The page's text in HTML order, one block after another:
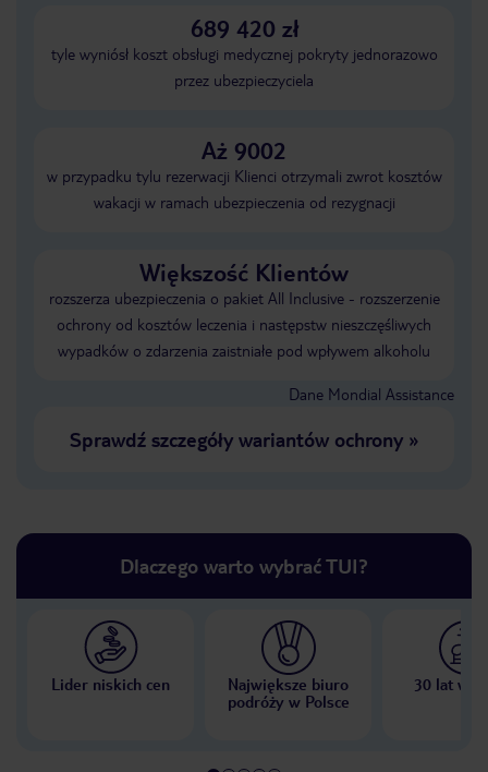
689 420 zł
tyle wyniósł koszt obsługi medycznej pokryty jednorazowo
przez ubezpieczyciela
Aż 9002
w przypadku tylu rezerwacji Klienci otrzymali zwrot kosztów
wakacji w ramach ubezpieczenia od rezygnacji
Większość Klientów
rozszerza ubezpieczenia o pakiet All Inclusive - rozszerzenie
ochrony od kosztów leczenia i następstw nieszczęśliwych
wypadków o zdarzenia zaistniałe pod wpływem alkoholu
Dane Mondial Assistance
Sprawdź szczegóły wariantów ochrony»
Dlaczego warto wybrać TUI?
Lider niskich cen
Największe biuro
podróży w Polsce
30 lat w